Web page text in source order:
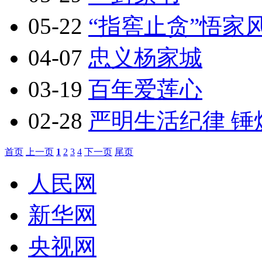
05-22 “指窖止贪”悟家
04-07 忠义杨家城
03-19 百年爱莲心
02-28 严明生活纪律
首页 上一页 1 2 3 4 下一页 尾页
人民网
新华网
央视网